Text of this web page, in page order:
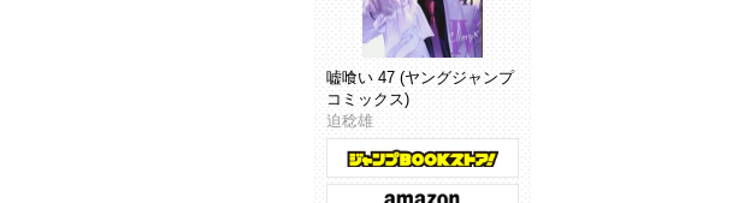
嘘喰い 47 (ヤングジャンプ
コミックス)
迫稔雄